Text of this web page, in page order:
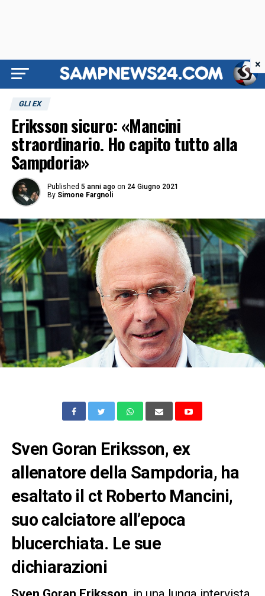
GLI EX
Eriksson sicuro: «Mancini
straordinario. Ho capito tutto alla
Sampdoria»
Published 5 anni ago on 24 Giugno 2021
By Simone Fargnoli
Sven Goran Eriksson, ex
allenatore della Sampdoria, ha
esaltato il ct Roberto Mancini,
suo calciatore all’epoca
blucerchiata. Le sue
dichiarazioni
×